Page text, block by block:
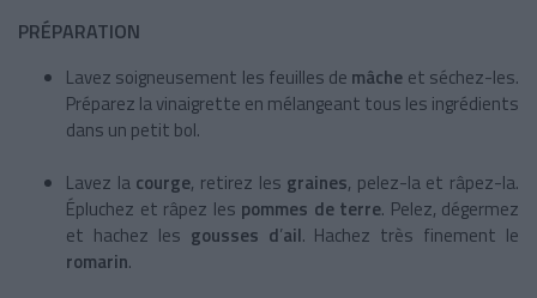
PRÉPARATION
Lavez soigneusement les feuilles de mâche et séchez-les.
Préparez la vinaigrette en mélangeant tous les ingrédients
dans un petit bol.
Lavez lacourge, retirez les graines, pelez-la et râpez-la.
Épluchez et râpez les pommes de terre. Pelez, dégermez
et hachez les gousses d’ail. Hachez très finement le
romarin.